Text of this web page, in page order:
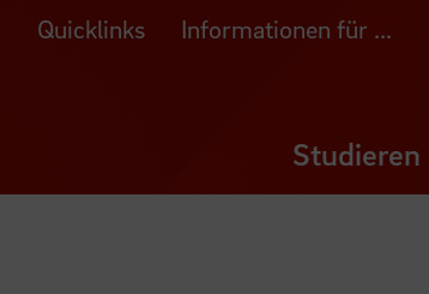
Quicklinks Informationen für ...
Studieren